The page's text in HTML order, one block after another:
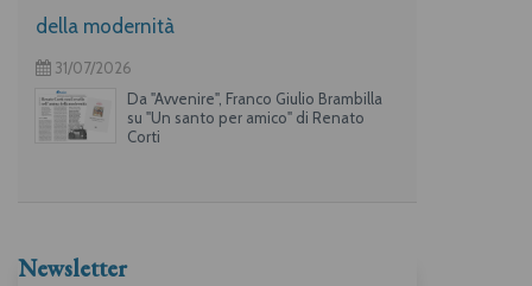
della modernità
31/07/2026
Da "Avvenire", Franco Giulio Brambilla
su "Un santo per amico" di Renato
Corti
Newsletter